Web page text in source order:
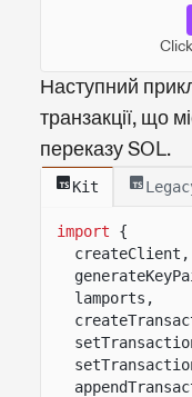
Наступний
транзакції, що
переказу SOL.
Kit
import
{
createClient,
lamports,